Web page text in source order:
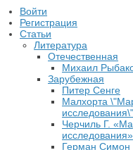
Войти
Регистрация
Статьи
Литература
Отечественная
Михаил
Зарубежная
Питер Сенге
Малхорта
исследования\"
Черчиль Г.
исследования»
Герман Симон